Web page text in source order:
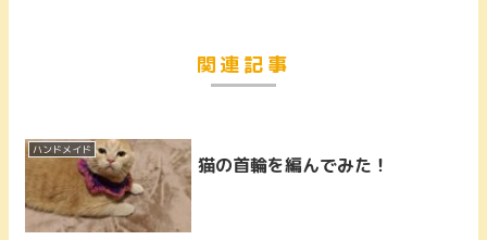
関連記事
ハンドメイド
猫の首輪を編んでみた！